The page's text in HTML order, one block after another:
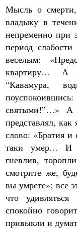
Мысль о
владыку в
непременно при
период
веселым:
квартиру… А
“Кавамура,
святыми!”…» А
представлял,
слово: «Братия
таки умер… И
гневлив,
смотрите же,
вы умрете»; все
что
спокойно
привыкли и